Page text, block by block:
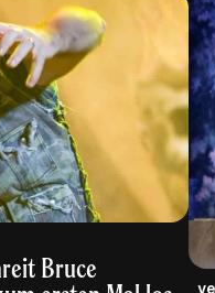
Bruce